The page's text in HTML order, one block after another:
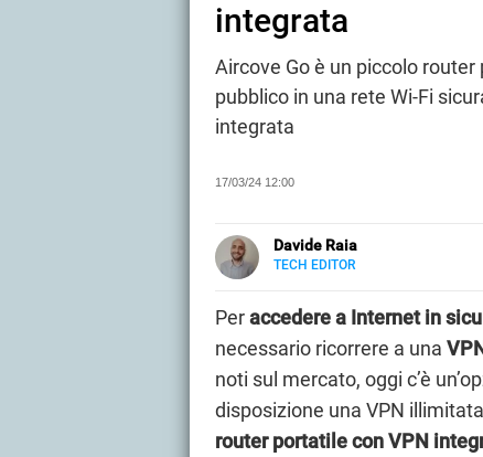
integrata
Aircove Go è un piccolo
pubblico in una rete Wi-Fi
integrata
17/03/24 12:00
Davide Raia
TECH EDITOR
principalmente di tecnologia,
Grecia.
Peraccedere a Internet in
necessario ricorrere a una
noti sul mercato, oggi c’è
disposizione una VPN
router portatile con VPN